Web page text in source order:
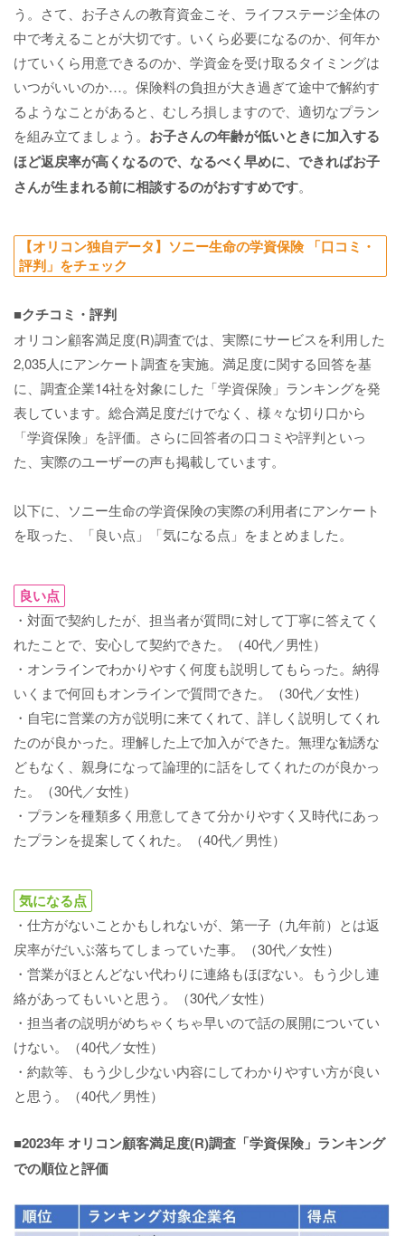
う。さて、お子さんの教育資金こそ、ライフステージ全体の
中で考えることが大切です。いくら必要になるのか、何年か
けていくら用意できるのか、学資金を受け取るタイミングは
いつがいいのか…。保険料の負担が大き過ぎて途中で解約す
るようなことがあると、むしろ損しますので、適切なプラン
を組み立てましょう。 お子さんの年齢が低いときに加入する
ほど返戻率が高くなるので、なるべく早めに、できればお子
さんが生まれる前に相談するのがおすすめです。
【オリコン独自データ】ソニー生命の学資保険 「口コミ・
評判」をチェック
■クチコミ・評判
オリコン顧客満足度(R)調査では、実際にサービスを利用した
2,035人にアンケート調査を実施。満足度に関する回答を基
に、調査企業14社を対象にした「学資保険」ランキングを発
表しています。総合満足度だけでなく、様々な切り口から
「学資保険」を評価。さらに回答者の口コミや評判といっ
た、実際のユーザーの声も掲載しています。
以下に、ソニー生命の学資保険の実際の利用者にアンケート
を取った、「良い点」「気になる点」をまとめました。
良い点
・対面で契約したが、担当者が質問に対して丁寧に答えてく
れたことで、安心して契約できた。（40代／男性）
・オンラインでわかりやすく何度も説明してもらった。納得
いくまで何回もオンラインで質問できた。（30代／女性）
・自宅に営業の方が説明に来てくれて、詳しく説明してくれ
たのが良かった。理解した上で加入ができた。無理な勧誘な
どもなく、親身になって論理的に話をしてくれたのが良かっ
た。（30代／女性）
・プランを種類多く用意してきて分かりやすく又時代にあっ
たプランを提案してくれた。（40代／男性）
気になる点
・仕方がないことかもしれないが、第一子（九年前）とは返
戻率がだいぶ落ちてしまっていた事。（30代／女性）
・営業がほとんどない代わりに連絡もほぼない。もう少し連
絡があってもいいと思う。（30代／女性）
・担当者の説明がめちゃくちゃ早いので話の展開についてい
けない。（40代／女性）
・約款等、もう少し少ない内容にしてわかりやすい方が良い
と思う。（40代／男性）
■2023年 オリコン顧客満足度(R)調査「学資保険」ランキング
での順位と評価